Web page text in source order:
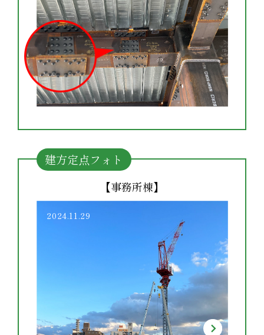
建方定点フォト
【事務所棟】
2024.12.09